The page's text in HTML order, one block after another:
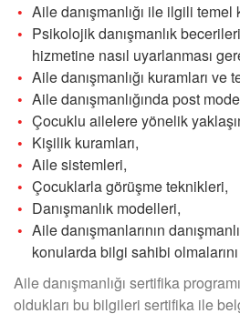
Aile danışmanlığı ile ilgili temel
Psikolojik danışmanlık
hizmetine nasıl uyarlanması
Aile danışmanlığı kuramları ve
Aile danışmanlığında post
Çocuklu ailelere yönelik
Kişilik kuramları,
Aile sistemleri,
Çocuklarla görüşme teknikleri,
Danışmanlık modelleri,
Aile danışmanlarının
konularda bilgi sahibi
Aile danışmanlığı sertifika
oldukları bu bilgileri sertifika ile